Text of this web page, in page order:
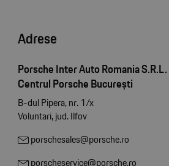
Adrese
Porsche Inter Auto Romania S.R.L.
Centrul Porsche București
B-dul Pipera, nr. 1/x
Voluntari, jud. Ilfov
porschesales@porsche.ro
porscheservice@porsche.ro